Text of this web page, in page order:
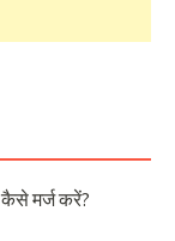
मर्ज करें?